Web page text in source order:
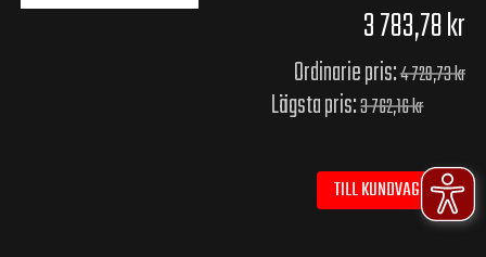
3 783,78 kr
Ordinarie pris:4 729,73 kr
Lägsta pris:3 762,16 kr
TILL KUNDVAGNEN